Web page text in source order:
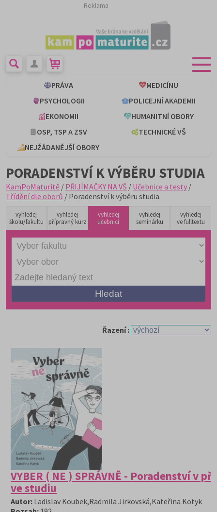
Reklama
PRÁVA
MEDICÍNU
PSYCHOLOGII
POLICEJNÍ AKADEMII
EKONOMII
HUMANITNÍ OBORY
OSP, TSP A ZSV
TECHNICKÉ VŠ
NEJŽÁDANĚJŠÍ OBORY
PORADENSTVÍ K VÝBĚRU STUDIA
KamPoMaturitě / PŘIJÍMAČKY NA VŠ / Učebnice a testy /
Třídění dle oborů / Poradenství k výběru studia
vyhledej
školu/fakultu
vyhledej
přípravný kurz
vyhledej
učebnici
vyhledej
seminárku
vyhledej
ve fulltextu
Řazení :
VYBER ( NE ) SPRÁVNĚ - Poradenství v
ve studiu
Autor: Ladislav Koubek,Radmila Jirkovská,Kateřina Kotyk